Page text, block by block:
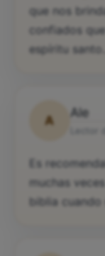
que nos
confiados
espíritu
A
Ale
Es
muchas
biblia cuando